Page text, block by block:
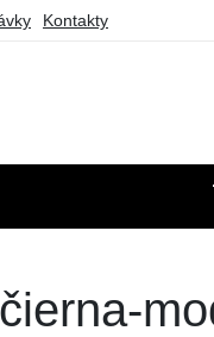
Kontakty